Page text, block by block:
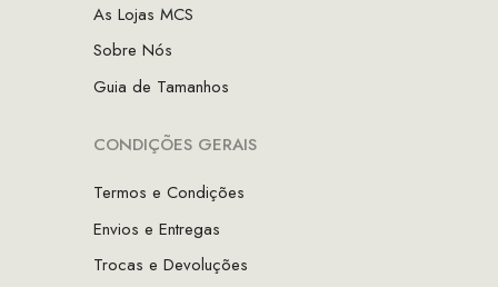
As Lojas MCS
Sobre Nós
Guia de Tamanhos
CONDIÇÕES GERAIS
Termos e Condições
Envios e Entregas
Trocas e Devoluções